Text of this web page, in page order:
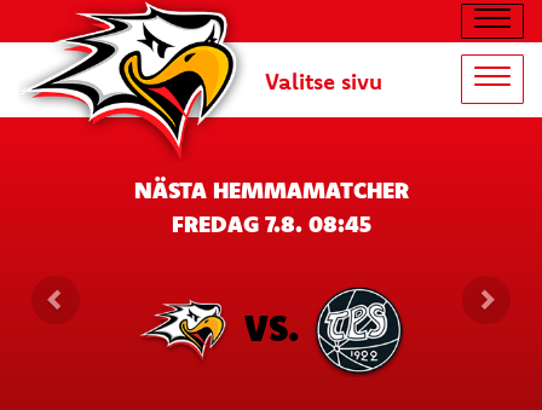
Valitse sivu
NÄSTA HEMMAMATCHER
FREDAG 7.8. 08:45
VS.